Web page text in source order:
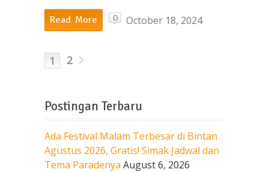
Read More 0 October 18, 2024
1 2
Postingan Terbaru
Ada Festival Malam Terbesar di Bintan
Agustus 2026, Gratis! Simak Jadwal dan
Tema Paradenya August 6, 2026